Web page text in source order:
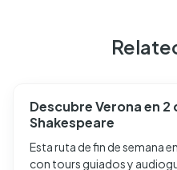
Descubre Verona en 2
Shakespeare
Esta ruta de fin de semana
con tours guiados y